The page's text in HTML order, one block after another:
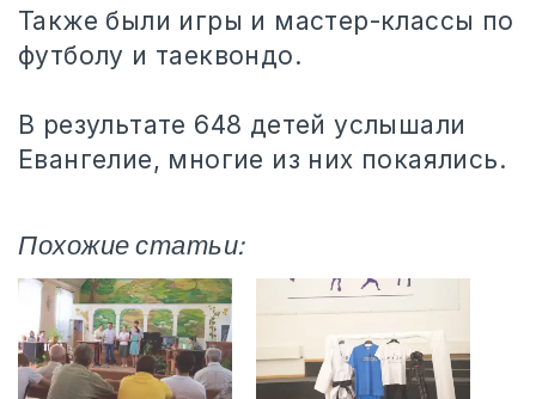
Также были игры и мастер-классы по
футболу и тaеквондо.
В результате 648 детей услышали
Евангелие, многие из них покаялись.
Похожие статьи: